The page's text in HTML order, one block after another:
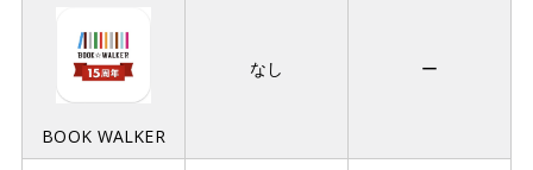
BOOK WALKER
なし ー